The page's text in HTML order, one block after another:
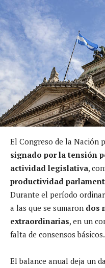
El Congreso de la Nación
signado por la tensión
actividad legislativa,
productividad
Durante el período
a las que se sumaron dos
extraordinarias, en un
falta de consensos básicos.
El balance anual deja un